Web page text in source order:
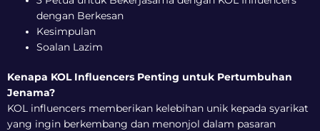
dengan Berkesan
Kesimpulan
Soalan Lazim
Kenapa KOL Influencers Penting untuk Pertumbuhan
Jenama?
KOL influencers memberikan kelebihan unik kepada syarikat
yang ingin berkembang dan menonjol dalam pasaran